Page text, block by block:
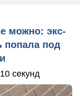
можно: экс-
попала под
секунд